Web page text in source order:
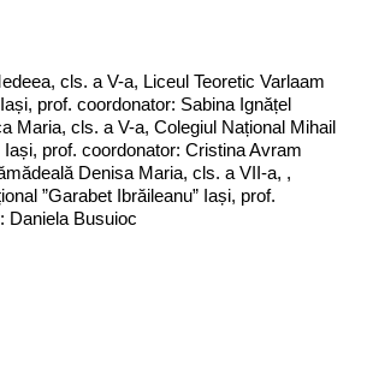
cls. a V-a, Liceul Teoretic Varlaam
prof. coordonator: Sabina Ignățel
Maria, cls. a V-a, Colegiul Național Mihail
Iași, prof. coordonator: Cristina Avram
Denisa Maria, cls. a VII-a, ,
”Garabet Ibrăileanu” Iași, prof.
Daniela Busuioc